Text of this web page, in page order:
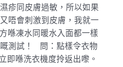
疹同皮膚過敏，所以如果
唔會刺激到皮膚，我就一
喺凍水同暖水入面都一樣
測試！ 問：點樣令衣物
喺洗衣機度拎返出嚟。